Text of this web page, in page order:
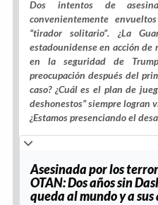
Dos intentos de
convenientemente
“tirador solitario”. ¿La
estadounidense en acción de
en la seguridad de
preocupación después del
caso? ¿Cuál es el plan de
deshonestos” siempre logran
¿Estamos presenciando el
Asesinada por los
OTAN: Dos años sin
queda al mundo y a sus